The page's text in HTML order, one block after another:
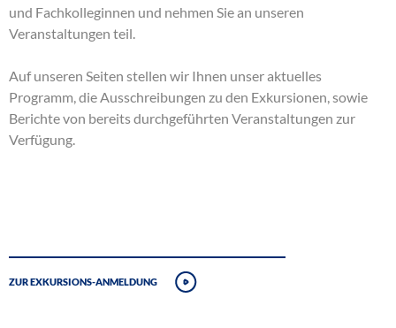
und Fachkolleginnen und nehmen Sie an unseren
Veranstaltungen teil.
Auf unseren Seiten stellen wir Ihnen unser aktuelles
Programm, die Ausschreibungen zu den Exkursionen, sowie
Berichte von bereits durchgeführten Veranstaltungen zur
Verfügung.
Zur Exkursions-Anmeldung